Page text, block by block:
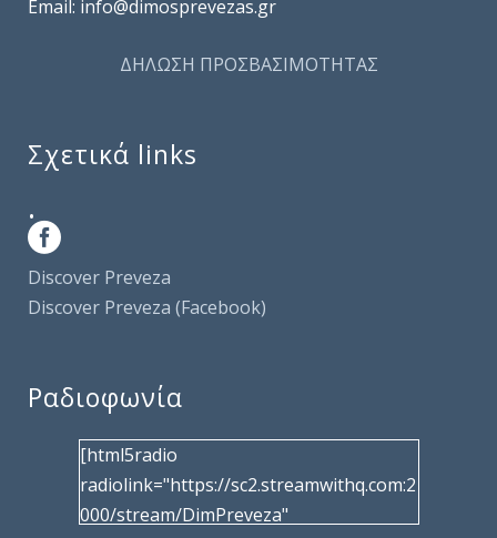
Email: info@dimosprevezas.gr
ΔΗΛΩΣΗ ΠΡΟΣΒΑΣΙΜΟΤΗΤΑΣ
Σχετικά links
.
Discover Preveza
Discover Preveza (Facebook)
Ραδιοφωνία
[html5radio
radiolink="https://sc2.streamwithq.com:2
000/stream/DimPreveza"